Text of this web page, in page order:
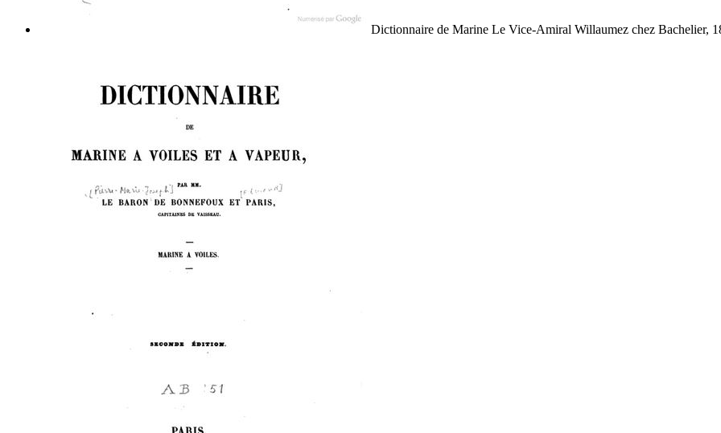
Dictionnaire de Marine Le Vice-Amiral Willaumez chez Bachelier,